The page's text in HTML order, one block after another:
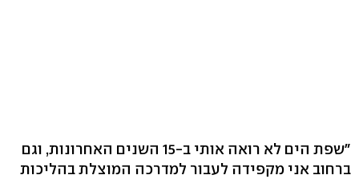
"שפת הים לא רואה אותי ב‭15-‬ השנים האחרונות, וגם
ברחוב אני מקפידה לעבור למדרכה המוצלת בהליכות